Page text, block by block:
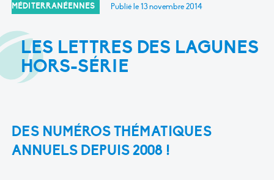
MÉDITERRANÉENNES Publié le13 novembre 2014
LES LETTRES DES LAGUNES
HORS-SÉRIE
DES NUMÉROS THÉMATIQUES
ANNUELS DEPUIS 2008 !